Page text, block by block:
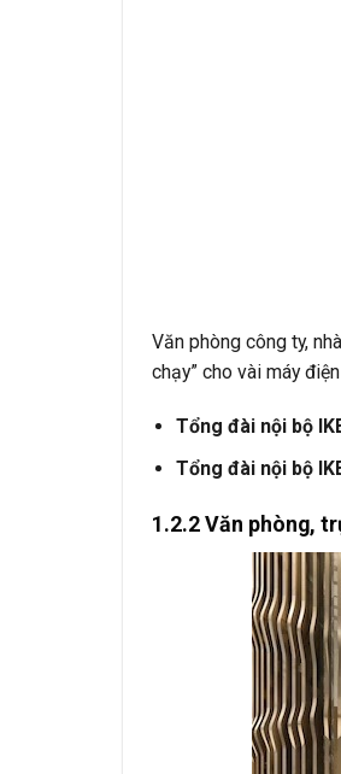
Văn phòng công ty,
chạy” cho vài máy
Tổng đài nội bộ
Tổng đài nội bộ
1.2.2 Văn phòng,